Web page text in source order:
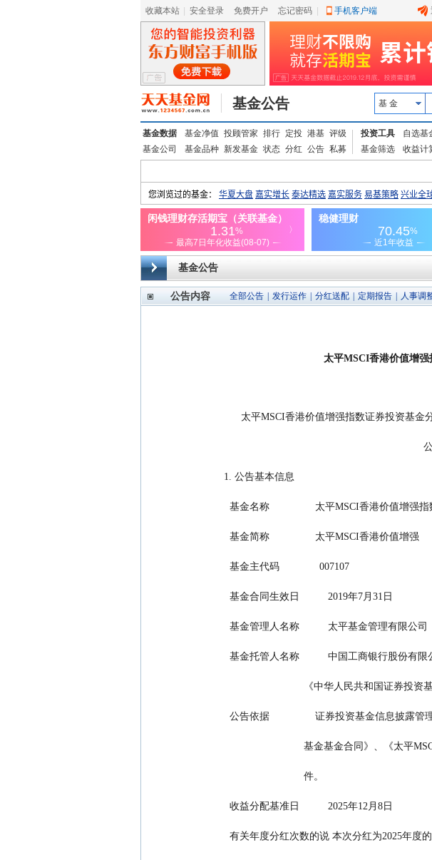
收藏本站 安全登录 免费开户 忘记密码 手机客户端
基金公告 基 金
基金数据 基金净值 投顾管家 排行 定投 港基 评级
基金公司
基金品种 新发基金 状态 分红 公告 私募
投资工具 自选基
基金筛选
收益计
基金公告
公告内容 全部公告 发行运作 分红送配 定期报告 人事调
太平MSCI香港价值增
太平MSCI香港价值增强指数证券投资基
    1. 公告基本信息
基金名称                太平MSCI香港价值增
      基金简称                太平MSCI香港价值增强
      基金主代码              007107
      基金合同生效日          2019年7月31日
      基金管理人名称          太平基金管理有限公司
基金托管人名称          中国工商银行股份有限
《
公告依据                证券投资基金信
基
                                件。
      收益分配基准日          2025年12月8日
有关年度分红次数的说 本次分红为2025年度